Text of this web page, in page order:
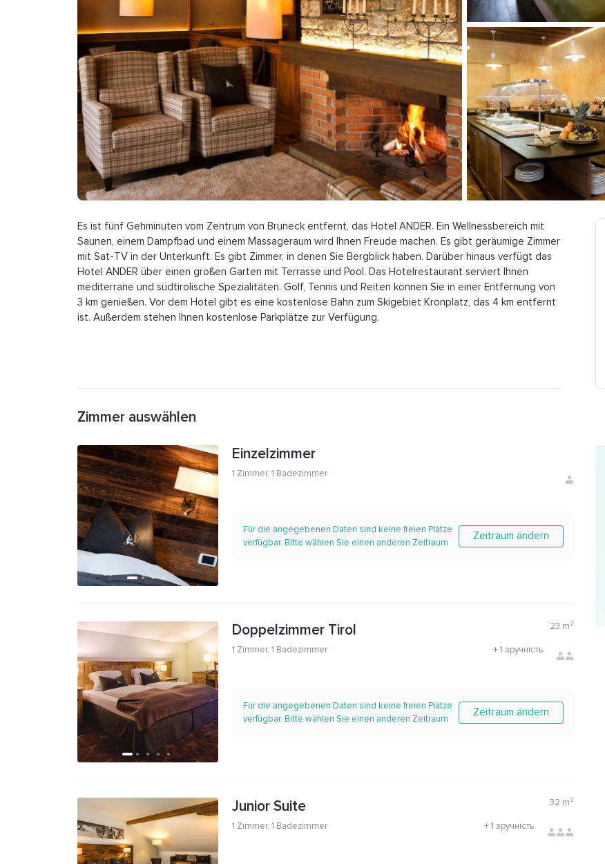
Es ist fünf Gehminuten vom Zentrum von Bruneck entfernt, das Hotel ANDER. Ein Wellnessbereich mit
Saunen, einem Dampfbad und einem Massageraum wird Ihnen Freude machen. Es gibt geräumige Zimmer
mit Sat-TV in der Unterkunft. Es gibt Zimmer, in denen Sie Bergblick haben. Darüber hinaus verfügt das
Hotel ANDER über einen großen Garten mit Terrasse und Pool. Das Hotelrestaurant serviert Ihnen
mediterrane und südtirolische Spezialitäten. Golf, Tennis und Reiten können Sie in einer Entfernung von
3 km genießen. Vor dem Hotel gibt es eine kostenlose Bahn zum Skigebiet Kronplatz, das 4 km entfernt
ist. Außerdem stehen Ihnen kostenlose Parkplätze zur Verfügung.
Zimmer auswählen
Einzelzimmer
1 Zimmer, 1 Badezimmer
Für die angegebenen Daten sind keine freien Plätze
verfügbar. Bitte wählen Sie einen anderen Zeitraum
Zeitraum ändern
Doppelzimmer Tirol 23 m²
1 Zimmer, 1 Badezimmer +1 зручність
Für die angegebenen Daten sind keine freien Plätze
verfügbar. Bitte wählen Sie einen anderen Zeitraum
Zeitraum ändern
Junior Suite 32 m²
1 Zimmer, 1 Badezimmer +1 зручність